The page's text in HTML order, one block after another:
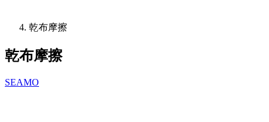
乾布摩擦
乾布摩擦
SEAMO